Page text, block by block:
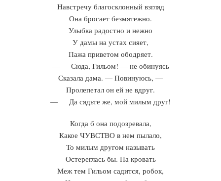
Навстречу благосклонный взгляд
Она бросает безмятежно.
Улыбка радостно и нежно
У дамы на устах сияет,
Пажа приветом ободряет.
— Сюда, Гильом! — не обинуясь
Сказала дама. — Повинуюсь, —
Пролепетал он ей не вдруг.
— Да сядьте же, мой милым друг!
Когда б она подозревала,
Какое ЧУВСТВО в нем пылало,
То милым другом называть
Остереглась бы. На кровать
Меж тем Гильом садится, робок,